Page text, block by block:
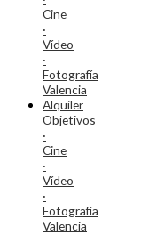
Cine
·
Vídeo
·
Fotografía
Valencia
Alquiler
Objetivos
·
Cine
·
Vídeo
·
Fotografía
Valencia